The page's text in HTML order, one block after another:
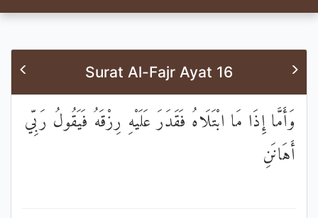
Surat Al-Fajr Ayat 16
وَأَمَّا إِذَا مَا ابْتَلَاهُ فَقَدَرَ عَلَيْهِ رِزْقَهُ فَيَقُولُ رَبِّي
أَهَانَنِ